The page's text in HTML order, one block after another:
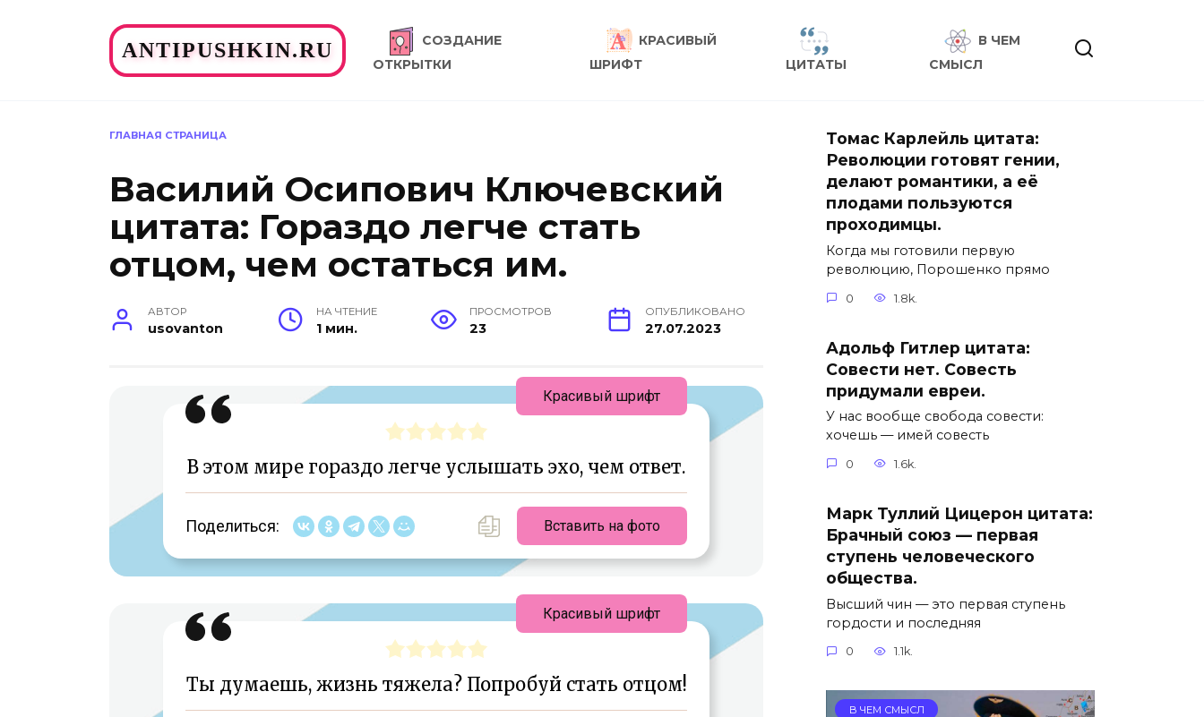
ANTIPUSHKIN.RU
СОЗДАНИЕ
ОТКРЫТКИ
КРАСИВЫЙ
ШРИФТ
ЦИТАТЫ
В ЧЕМ
СМЫСЛ
ГЛАВНАЯ СТРАНИЦА
Василий Осипович Ключевский
цитата: Гораздо легче стать
отцом, чем остаться им.
АВТОР
usovanton
НА ЧТЕНИЕ
1 мин.
ПРОСМОТРОВ
23
ОПУБЛИКОВАНО
27.07.2023
В этом мире гораздо легче услышать эхо, чем ответ.
Поделиться: Вставить на фото
Красивый шрифт
Ты думаешь, жизнь тяжела? Попробуй стать отцом!
Красивый шрифт
Томас Карлейль цитата:
Революции готовят гении,
делают романтики, а её
плодами пользуются
проходимцы.
Когда мы готовили первую
революцию, Порошенко прямо
0 1.8k.
Адольф Гитлер цитата:
Совести нет. Совесть
придумали евреи.
У нас вообще свобода совести:
хочешь — имей совесть
0 1.6k.
Марк Туллий Цицерон цитата:
Брачный союз — первая
ступень человеческого
общества.
Высший чин — это первая ступень
гордости и последняя
0 1.1k.
В ЧЕМ СМЫСЛ